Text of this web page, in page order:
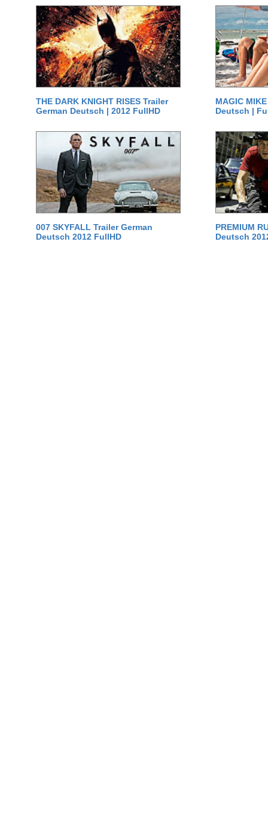
THE DARK KNIGHT RISES Trailer
German Deutsch | 2012 FullHD
MAGIC
Deutsch |
007 SKYFALL Trailer German
Deutsch 2012 FullHD
PREMIUM
Deutsch